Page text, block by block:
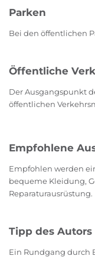
Parken
Bei den öffentlichen
Öffentliche
Der Ausgangspunkt
öffentlichen
Empfohlene
Empfohlen werden
bequeme Kleidung,
Reparaturausrüstung.
Tipp des Autors
Ein Rundgang durch